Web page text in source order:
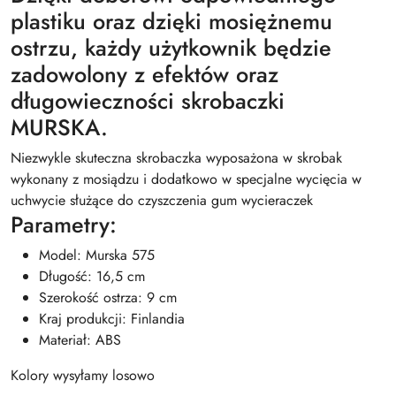
plastiku oraz dzięki mosiężnemu
ostrzu, każdy użytkownik będzie
zadowolony z efektów oraz
długowieczności skrobaczki
MURSKA.
Niezwykle skuteczna skrobaczka wyposażona w skrobak
wykonany z mosiądzu i dodatkowo w specjalne wycięcia w
uchwycie służące do czyszczenia gum wycieraczek
Parametry:
Model: Murska 575
Długość: 16,5 cm
Szerokość ostrza: 9 cm
Kraj produkcji: Finlandia
Materiał: ABS
Kolory wysyłamy losowo